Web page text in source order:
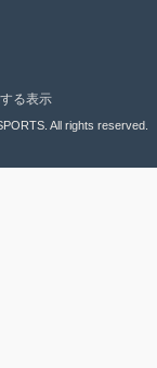
る表示
All rights reserved.